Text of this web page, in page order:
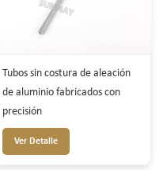
Tubos sin costura de aleación
de aluminio fabricados con
precisión
Ver Detalle